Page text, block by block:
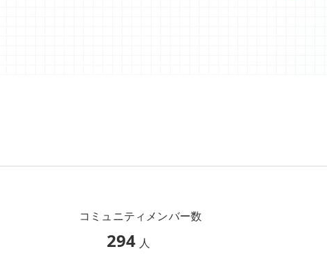
コミュニティメンバー数
294 人